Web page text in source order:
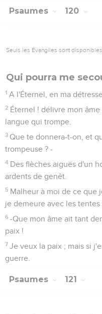
Psaumes 120
Seuls les Évangiles sont
Qui pourra me
1 A l'Éternel, en ma
2 Éternel ! délivre mon
langue qui trompe.
3 Que te donnera-t-on, et
trompeuse ? -
4 Des flèches aiguës d'un
ardents de genêt.
5 Malheur à moi de ce que
je demeure avec les tentes
6 -Que mon âme ait tant
paix !
7 Je veux la paix ; mais si
guerre.
Psaumes 121